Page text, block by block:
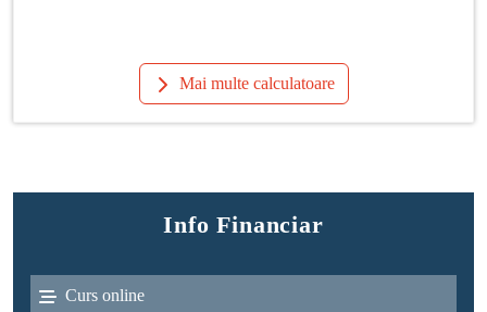
Mai multe calculatoare
Info Financiar
Curs online